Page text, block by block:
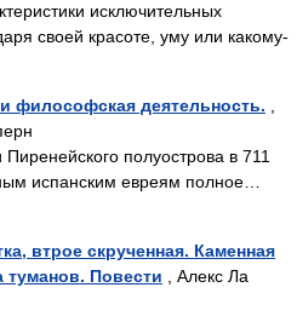
исключительных
своей красоте, уму или какому-
философская деятельность.
полуострова в 711
испанским евреям полное…
втрое скрученная. Каменная
туманов. Повести , Алекс Ла